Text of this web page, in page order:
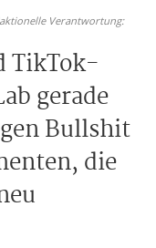
Verantwortung:
TikTok-
gerade
Bullshit
die